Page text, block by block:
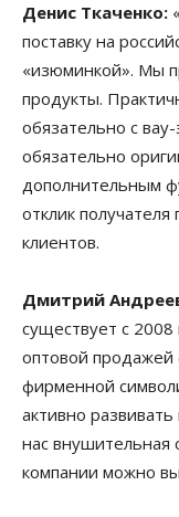
Денис Ткаченко:
поставку на
«изюминкой». Мы
продукты.
обязательно с
обязательно
дополнительным
отклик
клиентов.
Дмитрий
существует с
оптовой
фирменной
активно
нас внушительная
компании можно